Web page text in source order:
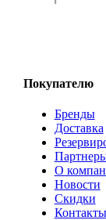
Покупателю
Бренды
Доставка
О
Новости
Скидки
Контакты